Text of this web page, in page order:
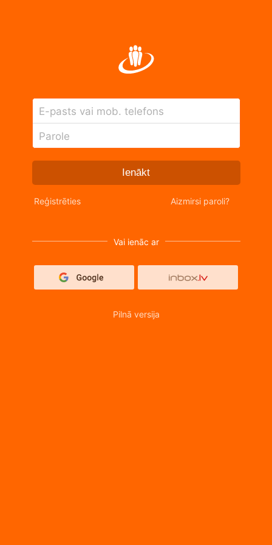
E-pasts vai mob. telefons
Parole
Ienākt
Reģistrēties Aizmirsi paroli?
Vai ienāc ar
Pilnā versija